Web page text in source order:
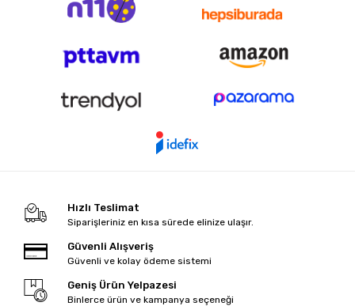
Hızlı Teslimat
Siparişleriniz en kısa sürede elinize ulaşır.
Güvenli Alışveriş
Güvenli ve kolay ödeme sistemi
Geniş Ürün Yelpazesi
Binlerce ürün ve kampanya seçeneği